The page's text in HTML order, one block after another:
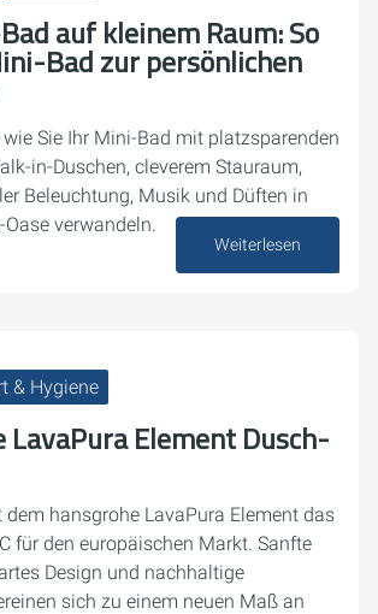
auf kleinem Raum: So
Bad zur persönlichen
wie Sie Ihr Mini-Bad mit platzsparenden
in-Duschen, cleverem Stauraum,
Beleuchtung, Musik und Düften in
verwandeln.
Weiterlesen
& Hygiene
LavaPura Element Dusch-
dem hansgrohe LavaPura Element das
für den europäischen Markt. Sanfte
Design und nachhaltige
sich zu einem neuen Maß an